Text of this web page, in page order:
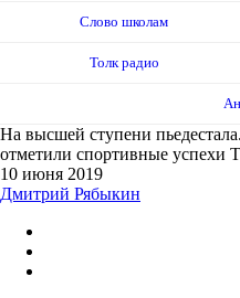
Слово школам
Толк радио
На высшей ступени
отметили спортивные успехи
10 июня 2019
Дмитрий Рябыкин